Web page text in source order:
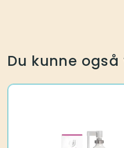
Du kunne